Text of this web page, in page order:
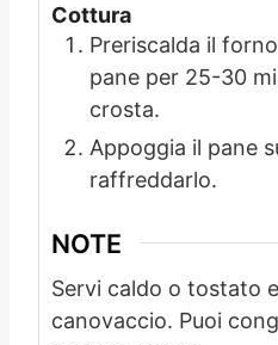
Cottura
Preriscalda il
pane per 25-30
crosta.
Appoggia il pane
raffreddarlo.
NOTE
Servi caldo o tostato
canovaccio. Puoi